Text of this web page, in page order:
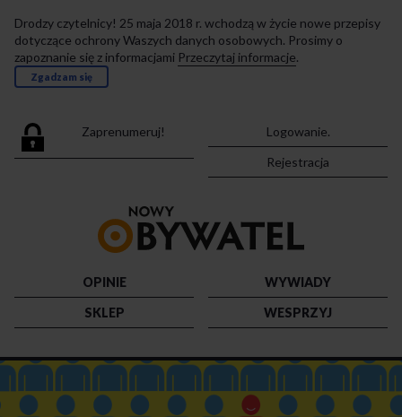
Drodzy czytelnicy! 25 maja 2018 r. wchodzą w życie nowe przepisy
dotyczące ochrony Waszych danych osobowych. Prosimy o
zapoznanie się z informacjami Przeczytaj informacje.
Zgadzam się
Zaprenumeruj!
Logowanie.
Rejestracja
strony
OPINIE
WYWIADY
SKLEP
WESPRZYJ